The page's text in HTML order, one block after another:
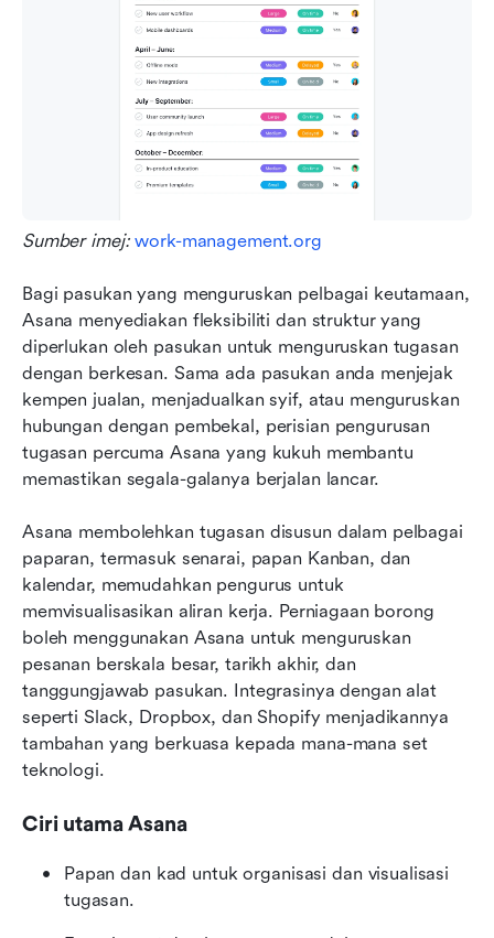
Sumber imej: work-management.org
Bagi pasukan yang menguruskan pelbagai keutamaan,
Asana menyediakan fleksibiliti dan struktur yang
diperlukan oleh pasukan untuk menguruskan tugasan
dengan berkesan. Sama ada pasukan anda menjejak
kempen jualan, menjadualkan syif, atau menguruskan
hubungan dengan pembekal, perisian pengurusan
tugasan percuma Asana yang kukuh membantu
memastikan segala-galanya berjalan lancar.
Asana membolehkan tugasan disusun dalam pelbagai
paparan, termasuk senarai, papan Kanban, dan
kalendar, memudahkan pengurus untuk
memvisualisasikan aliran kerja. Perniagaan borong
boleh menggunakan Asana untuk menguruskan
pesanan berskala besar, tarikh akhir, dan
tanggungjawab pasukan. Integrasinya dengan alat
seperti Slack, Dropbox, dan Shopify menjadikannya
tambahan yang berkuasa kepada mana-mana set
teknologi.
Ciri utama Asana
Papan dan kad untuk organisasi dan visualisasi
tugasan.